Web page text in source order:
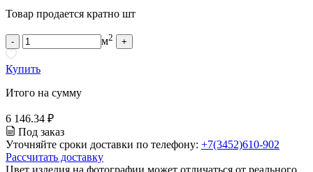
Товар продается кратно шт
- м2 +
Купить
Итого на сумму
6 146.34 ₽
Под заказ
Уточняйте сроки доставки по телефону: +7(3452)610-902
Рассчитать доставку
Цвет изделия на фотографии может отличаться от реального